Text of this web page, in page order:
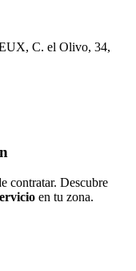
C. el Olivo, 34,
contratar. Descubre
en tu zona.